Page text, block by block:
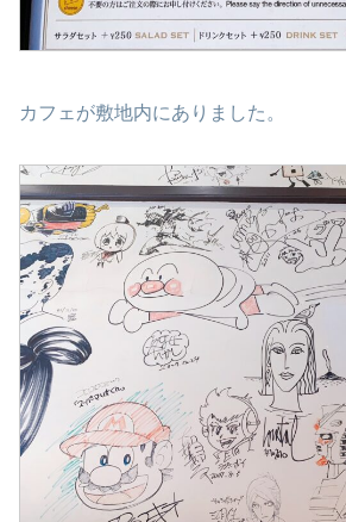
カフェが敷地内にありました。